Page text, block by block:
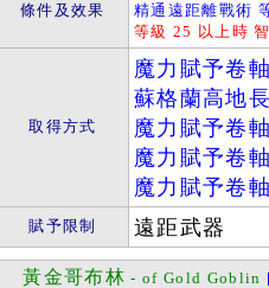
條件及效果
精通遠距離戰術
等級 25 以上時
取得方式
魔力賦予卷
蘇格蘭高地
魔力賦予卷
魔力賦予卷
魔力賦予卷
賦予限制 遠距武器
黃金哥布林 - of Gold Goblin